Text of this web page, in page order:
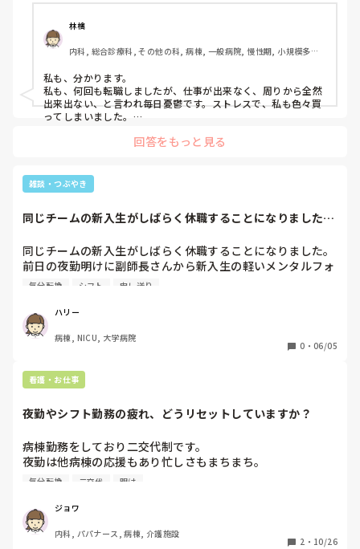
退職→転職
4年目3ヶ月間程 精神科(正社員)
退職
それ以降〜6年目 特養看護師(派遣)
退職→転職
経験が浅く知識も技術も足りないかなと思ったり、看護師と
してやっていく自信があまりなかったり。
フさんもいますが、こんな自分がこれから期待に応えていけ
生活していくために割り切ってやるぞとは思っていますが、
チベーションが上がりません。
時々、買い物に出かけてお気に入りのブランドの化粧品を購
入してリフレッシュしてますが、欲しい物や気になった物が
目に入ってしまうと予定していなかった物まで購入してしま
一瞬ヤバいと思いますが、これからのためになると思うよう
にしてます。
たまに、ストレスによる反動なのかとか依存症なのかと考え
辛い事や悲しい事があってもなかなか相談する事も頼れる人
もいなく、毎日が憂鬱で本当に嫌です。
いいかアドバイスいただきたいです。
よろしくお願いします。
林檎
内科, 総合診療科, その他の科, 病棟, 一般病院, 慢性期, 小規模多機
私も、分かります。
私も、何回も転職しましたが、仕事が出来なく、周りから全然
出来出ない、と言われ毎日憂鬱です。ストレスで、私も色々買
ってしまいました。
れ、現在心療内科にかかっています。
なので、上司や勤務先に心理カウンセラーがいれば、その方に
相談した方が良いかもしれません。
回答をもっと見る
雑談・つぶやき
同じチームの新入生がしばらく休職することになりました。
同じチームの新入生がしばらく休職することになりました。
前日の夜勤明けに副師長さんから新入生の軽いメンタルフォ
ローお願いねと言われていました。
とになってますが、新年度から異動者さんも多く2年目の私
でもペアになることが数回。
師長さんからの申し送りでそのことを知った時に、もう少し
返りとか話聞く時間持ってあげられたら良かったかなとかい
ろいろと責任を感じています。自分も2年目になって誰かの
し、日勤深夜のシフトもあってしっかり振り返りとかできて
自分も地方から上京してきて1年目とっても辛かったし、新
入生も同じく上京してきて、このコロナの影響で好きに気分
転換もできず実家にも帰ることも出来ず苦しいよなあ…
り、水面下の紛争が起こっていたり、新入生や異動者や現任
の教育でてんやわんやしていて慌ただしいし、ピリピリして
気分転換 シフト 申し送り
ハリー
病棟, NICU, 大学病院
0 ・ 06/05
看護・お仕事
夜勤やシフト勤務の疲れ、どうリセットしていますか？
病棟勤務をしており二交代制です。
夜勤は他病棟の応援もあり忙しさもまちまち。
応援の時って普段に比べて余計に疲労感が、、、
みなさんリフレッシュはどうしてますか？？
気分転換 二交代 明け
ジョワ
内科, パパナース, 病棟, 介護施設
2 ・ 10/26